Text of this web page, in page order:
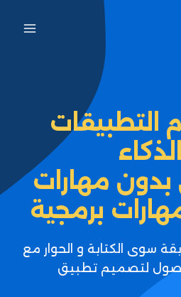
التطبيقات
بدون مهارات
برمجية
سوى الكتابة و الحوار مع
لتصميم تطبيق